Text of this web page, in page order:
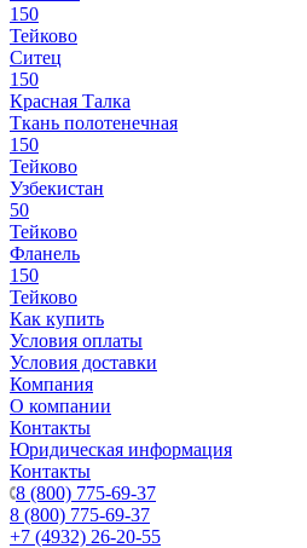
150
Тейково
Ситец
150
Красная Талка
Ткань полотенечная
150
Тейково
Узбекистан
50
Тейково
Фланель
150
Тейково
Как купить
Условия оплаты
Условия доставки
Компания
О компании
Контакты
Юридическая информация
Контакты
8 (800) 775-69-37
8 (800) 775-69-37
+7 (4932) 26-20-55